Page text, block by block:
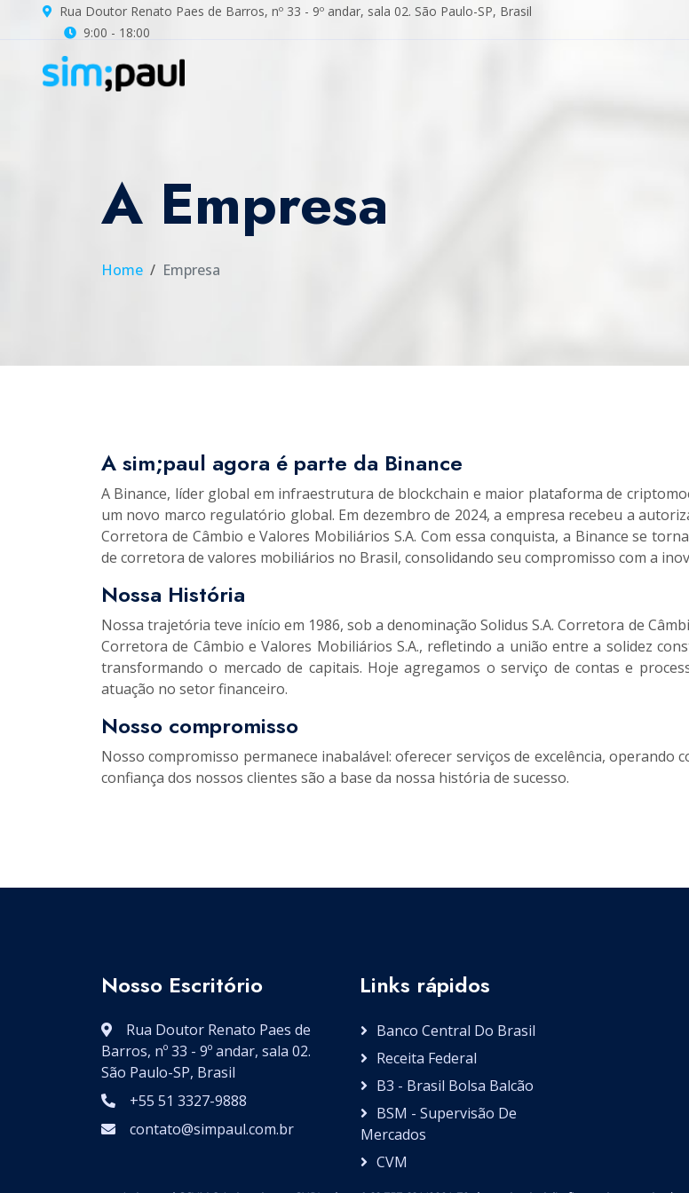
Rua Doutor Renato Paes de Barros, nº 33 - 9º andar, sala 02. São Paulo-SP, Brasil
9:00 - 18:00
A Empresa
Home Empresa
A sim;paul agora é parte da Binance
A Binance, líder global em infraestrutura de blockchain e maior plataforma de
um novo marco regulatório global. Em dezembro de 2024, a empresa recebeu a
Corretora de Câmbio e Valores Mobiliários S.A. Com essa conquista, a Binance se
de corretora de valores mobiliários no Brasil, consolidando seu compromisso com a
Nossa História
Nossa trajetória teve início em 1986, sob a denominação Solidus S.A. Corretora de
Corretora de Câmbio e Valores Mobiliários S.A., refletindo a união entre a solidez
transformando o mercado de capitais. Hoje agregamos o serviço de contas e
atuação no setor financeiro.
Nosso compromisso
Nosso compromisso permanece inabalável: oferecer serviços de excelência, operando
confiança dos nossos clientes são a base da nossa história de sucesso.
Nosso Escritório
Rua Doutor Renato Paes de
Barros, nº 33 - 9º andar, sala 02.
São Paulo-SP, Brasil
+55 51 3327-9888
contato@simpaul.com.br
Links rápidos
Banco Central Do Brasil
Receita Federal
B3 - Brasil Bolsa Balcão
BSM - Supervisão De
Mercados
CVM